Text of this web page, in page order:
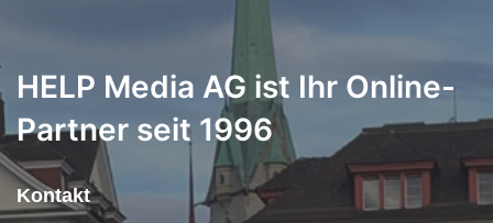
HELP Media AG ist Ihr Online-
Partner seit 1996
Kontakt